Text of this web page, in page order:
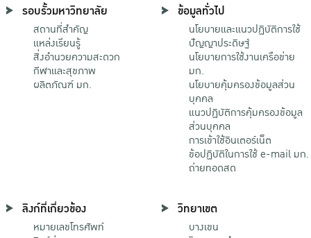
รอบรั้วมหาวิทยาลัย
สถานที่สำคัญ
แหล่งเรียนรู้
สิ่งอำนวยความสะดวก
กีฬาและสุขภาพ
ผลิตภัณฑ์ มก.
ข้อมูลทั่วไป
นโยบายและแนวปฏิบัติการใช้
ปัญญาประดิษฐ์
นโยบายการใช้งานเครือข่าย
มก.
นโยบายคุ้มครองข้อมูลส่วน
บุคคล
แนวปฏิบัติการคุ้มครองข้อมูล
ส่วนบุคคล
การเข้าใช้อินเตอร์เน็ต
ข้อปฏิบัติในการใช้ e-mail มก.
ถ่ายทอดสด
ลิงก์ที่เกี่ยวข้อง
หมายเลขโทรศัพท์
วิทยาเขต
บางเขน